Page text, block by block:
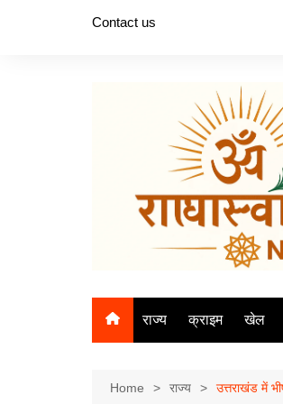
Contact us
राज्य क्राइम खेल
Home राज्य उत्तराखंड में